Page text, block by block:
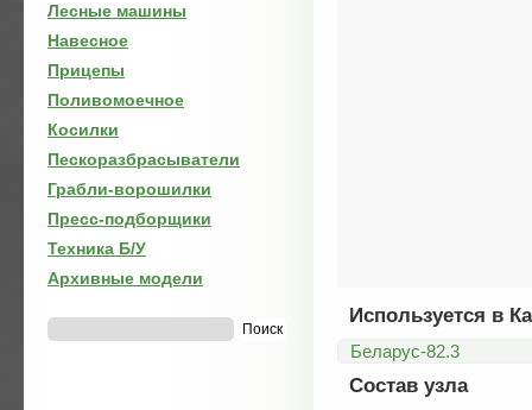
Лесные машины
Навесное
Прицепы
Поливомоечное
Косилки
Пескоразбрасыватели
Грабли-ворошилки
Пресс-подборщики
Техника Б/У
Архивные модели
Используется в
Беларус-82.3
Состав узла